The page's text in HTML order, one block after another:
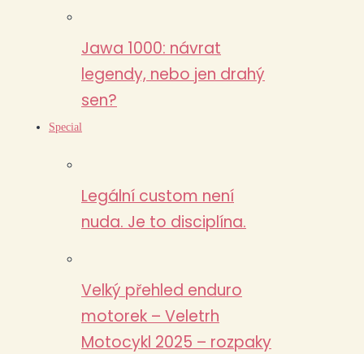
Jawa 1000: návrat
legendy, nebo jen drahý
sen?
Special
Legální custom není
nuda. Je to disciplína.
Velký přehled enduro
motorek – Veletrh
Motocykl 2025 – rozpaky